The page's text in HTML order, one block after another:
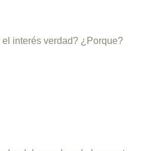
interés verdad? ¿Porque?